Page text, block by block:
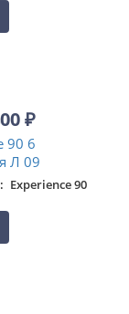
₽
90 6
Л 09
Experience 90